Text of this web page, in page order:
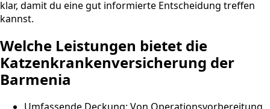
klar, damit du eine gut informierte Entscheidung treffen
kannst.
Welche Leistungen bietet die
Katzenkrankenversicherung der
Barmenia